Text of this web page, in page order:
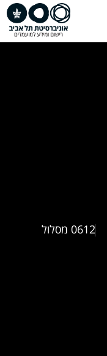
0612 מסלול